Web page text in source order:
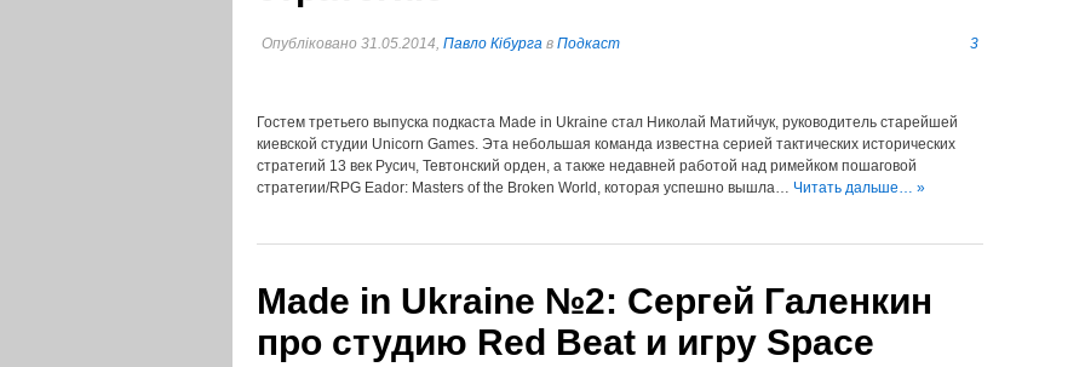
Опубліковано 31.05.2014, Павло Кібурга в Подкаст 3
Гостем третьего выпуска подкаста Made in Ukraine стал Николай Матийчук, руководитель старейшей
киевской студии Unicorn Games. Эта небольшая команда известна серией тактических исторических
стратегий 13 век Русич, Тевтонский орден, а также недавней работой над римейком пошаговой
стратегии/RPG Eador: Masters of the Broken World, которая успешно вышла… Читать дальше… »
Made in Ukraine №2: Сергей Галенкин
про студию Red Beat и игру Space